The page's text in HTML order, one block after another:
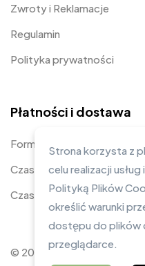
Zwroty i Reklamacje
Regulamin
Polityka prywatności
Płatności i dostawa
Formy płatności
Czas i koszty dostawy
Czas realizacji zamówienia
© 2023 Zarysowane Studio
Strona korzysta z
celu realizacji usług
Polityką Plików
określić warunki
dostępu do plików
przeglądarce.